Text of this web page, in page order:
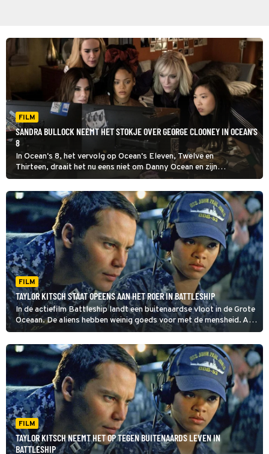
FILM
SANDRA BULLOCK NEEMT HET STOKJE OVER GEORGE CLOONEY IN OCEAN'S
8
In Ocean's 8, het vervolg op Ocean's Eleven, Twelve en
Thirteen, draait het nu eens niet om Danny Ocean en zijn
vrienden. Ocean's 8 gaat over zijn zus Debbie en haar vrouwelijke
handlangers.
FILM
TAYLOR KITSCH STAAT OPEENS AAN HET ROER IN BATTLESHIP
In de actiefilm Battleship landt een buitenaardse vloot in de Grote
Oceaan. De aliens hebben weinig goeds voor met de mensheid. Aan
een groep Amerikaanse en Japanse marineschepen de
eervolle taak het buitenaardse tuig te verslaan.
FILM
TAYLOR KITSCH NEEMT HET OP TEGEN BUITENAARDS LEVEN IN
BATTLESHIP